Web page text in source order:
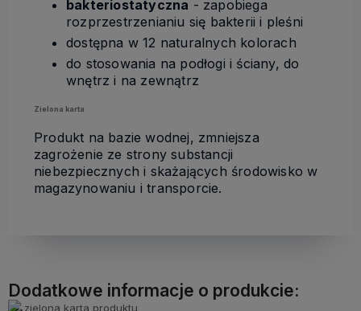
bakteriostatyczna - zapobiega
rozprzestrzenianiu się bakterii i pleśni
dostępna w 12 naturalnych kolorach
do stosowania na podłogi i ściany, do
wnętrz i na zewnątrz
Zielona karta
Produkt na bazie wodnej, zmniejsza
zagrożenie ze strony substancji
niebezpiecznych i skażających środowisko w
magazynowaniu i transporcie.
Dodatkowe informacje o produkcie:
zielona karta produktu